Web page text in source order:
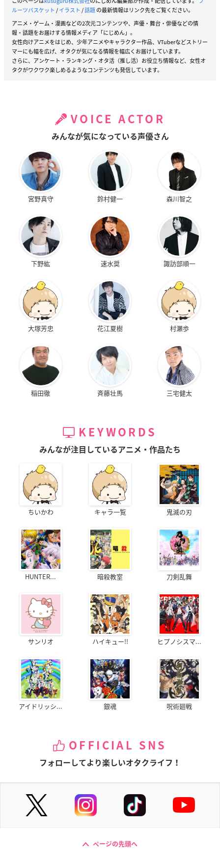
ルーツバスケット /イラスト /話題の最新情報はリンク先をご覧ください。
アニメ・ゲーム・漫画などの2次元コンテンツや、声優・舞台・俳優などの情
報・話題をお届けする情報メディア「にじめん」。
女性向けアニメをはじめ、少年アニメやキャラクター作品、VTuberなどストリー
マーにも幅を広げ、オタクが気になる情報を幅広くお届けしています。
さらに、アンケート・ランキング・オタ活（推し活）お役立ち情報など、女性オ
タクがワクワク楽しめるようなコンテンツも発信しています。
VOICE ACTOR
みんなが気になっている声優さん
宮野真守 鈴村健一 森川智之
下野紘 速水奨 諏訪部順一
大塚芳忠 花江夏樹 村瀬歩
稲田徹 斉藤壮馬 三宅健太
KEYWORDS
みんなが注目しているアニメ・作品たち
ちいかわ キャラ一覧 鬼滅の刃
HUNTER... 暗殺教室 刀剣乱舞
サンリオ ハイキュー!! ヒプノシスマ...
アイドリッシ... 銀魂 呪術廻戦
OFFICIAL SNS
フォローしてより楽しいオタクライフ！
ページの先頭へ